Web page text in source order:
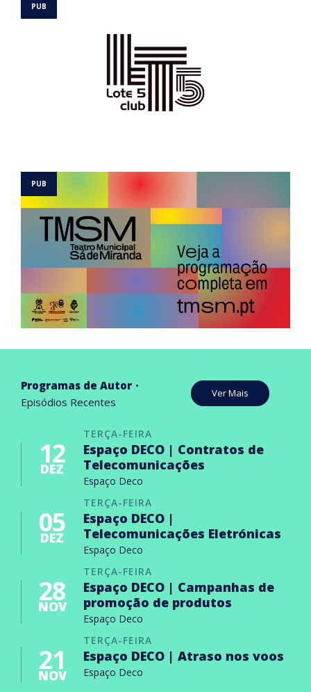
Programas de Autor
Episódios Recentes
Ver Mais
TERÇA-FEIRA
12
DEZ
Espaço DECO | Contratos de
Telecomunicações
Espaço Deco
TERÇA-FEIRA
05
DEZ
Espaço DECO |
Telecomunicações Eletrónicas
Espaço Deco
TERÇA-FEIRA
28
NOV
Espaço DECO | Campanhas de
promoção de produtos
Espaço Deco
TERÇA-FEIRA
21
NOV
Espaço DECO | Atraso nos voos
Espaço Deco